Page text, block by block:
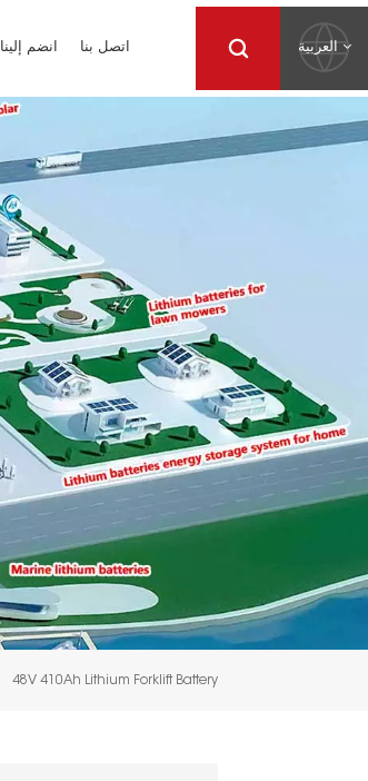
انضم إلينا اتصل بنا العربية
48V 410Ah Lithium Forklift Battery